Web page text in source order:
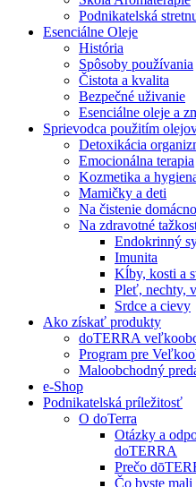
Podnikatelská
Esenciálne Oleje
História
Spôsoby používania
Čistota a kvalita
Bezpečné uživanie
Esenciálne oleje a
Sprievodca použitím
Detoxikácia
Emocionálna terapia
Kozmetika a
Mamičky a deti
Na čistenie
Na zdravotné
Endokrinný
Imunita
Kĺby, kosti a
Pleť, nechty,
Srdce a cievy
Ako získať produkty
doTERRA
Program pre
Maloobchodný
e-Shop
Podnikatelská príležitosť
O doTerra
Otázky a
doTERRA
Prečo
Čo byste